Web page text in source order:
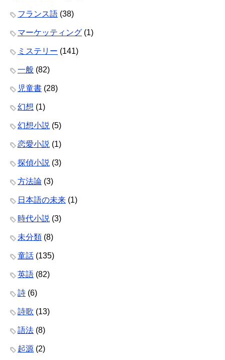
フランス語 (38)
マーケッティング (1)
ミステリー (141)
一般 (82)
児童書 (28)
幻想 (1)
幻想小説 (5)
恋愛小説 (1)
探偵小説 (3)
方法論 (3)
日本語の未来 (1)
時代小説 (3)
未分類 (8)
童話 (135)
英語 (82)
詩 (6)
詩歌 (13)
語法 (8)
起源 (2)